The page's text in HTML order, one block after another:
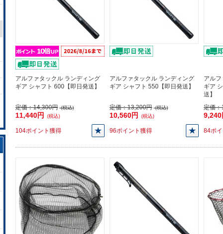
アルファタックル ランディング
ギア シャフト 600【即日発送】
定価：14,300円 (税込)
11,440円 (税込)
104ポイント獲得
アルファタックル ランディング
ギア シャフト 550【即日発送】
定価：13,200円 (税込)
10,560円 (税込)
96ポイント獲得
アル
ギア
送】
定価：
9,240
84ポ